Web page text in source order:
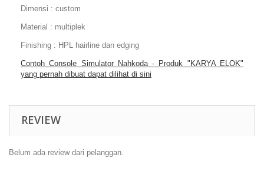
Dimensi : custom
Material : multiplek
Finishing : HPL hairline dan edging
Contoh Console Simulator Nahkoda - Produk "KARYA ELOK"
yang pernah dibuat dapat dilihat di sini
REVIEW
Belum ada review dari pelanggan.